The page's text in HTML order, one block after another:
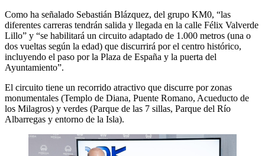
Como ha señalado Sebastián Blázquez, del grupo KM0, “las
diferentes carreras tendrán salida y llegada en la calle Félix Valverde
Lillo” y “se habilitará un circuito adaptado de 1.000 metros (una o
dos vueltas según la edad) que discurrirá por el centro histórico,
incluyendo el paso por la Plaza de España y la puerta del
Ayuntamiento”.
El circuito tiene un recorrido atractivo que discurre por zonas
monumentales (Templo de Diana, Puente Romano, Acueducto de
los Milagros) y verdes (Parque de las 7 sillas, Parque del Río
Albarregas y entorno de la Isla).